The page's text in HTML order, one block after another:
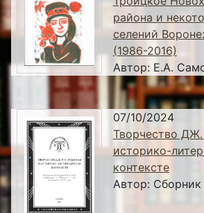
района и
селений
(1986-2016)
Автор: Е.А.
07/10/2024
Творчество ДЖ.
историко-
контексте
Автор: Сборник